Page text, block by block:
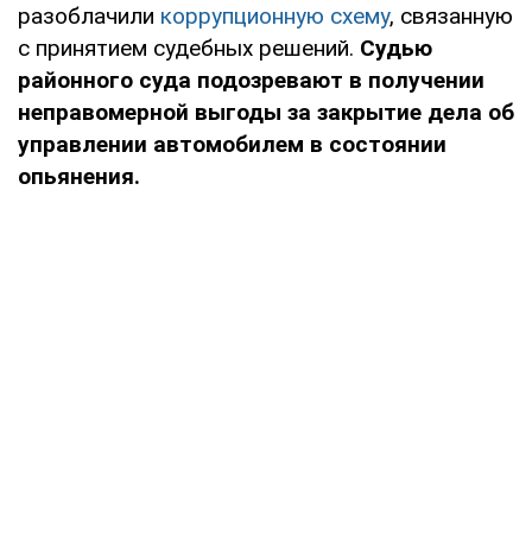
разоблачили коррупционную схему, связанную
с принятием судебных решений. Судью
районного суда подозревают в получении
неправомерной выгоды за закрытие дела об
управлении автомобилем в состоянии
опьянения.